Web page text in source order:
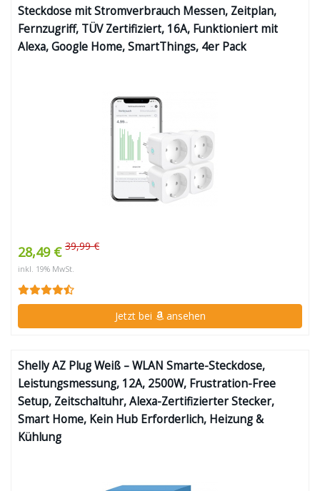
Steckdose mit Stromverbrauch Messen, Zeitplan,
Fernzugriff, TÜV Zertifiziert, 16A, Funktioniert mit
Alexa, Google Home, SmartThings, 4er Pack
28,49 € 39,99 €
inkl. 19% MwSt.
Jetzt bei ansehen
Shelly AZ Plug Weiß – WLAN Smarte-Steckdose,
Leistungsmessung, 12A, 2500W, Frustration-Free
Setup, Zeitschaltuhr, Alexa-Zertifizierter Stecker,
Smart Home, Kein Hub Erforderlich, Heizung &
Kühlung